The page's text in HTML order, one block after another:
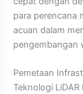
para perencana
acuan dalam
pengembangan
Pemetaan
Teknologi